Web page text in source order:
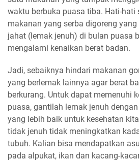
waktu berbuka puasa tiba. Hati-hati
makanan yang serba digoreng
jahat (lemak jenuh) di bulan puasa
mengalami kenaikan berat badan.
Jadi, sebaiknya hindari makanan
yang berlemak lainnya agar berat
berkurang. Untuk dapat memenuhi
puasa, gantilah lemak jenuh
yang lebih baik untuk kesehatan
tidak jenuh tidak meningkatkan
tubuh. Kalian bisa mendapatkan
pada alpukat, ikan dan kacang-